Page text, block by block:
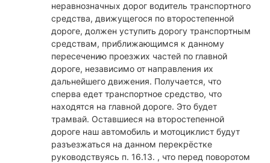
неравнозначных дорог водитель транспортного
средства, движущегося по второстепенной
дороге, должен уступить дорогу транспортным
средствам, приближающимся к данному
пересечению проезжих частей по главной
дороге, независимо от направления их
дальнейшего движения. Получается, что
сперва едет транспортное средство, что
находятся на главной дороге. Это будет
трамвай. Оставшиеся на второстепенной
дороге наш автомобиль и мотоциклист будут
разъезжаться на данном перекрёстке
руководствуясь п. 16.13. , что перед поворотом